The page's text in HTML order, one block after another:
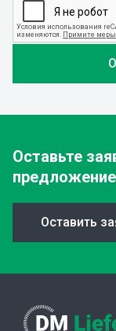
Оставьте
предложение
Оставить